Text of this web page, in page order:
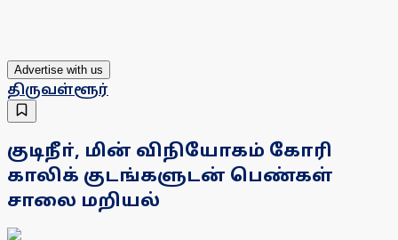
Advertise with us
திருவள்ளூர்
குடிநீா், மின் விநியோகம் கோரி
காலிக் குடங்களுடன் பெண்கள்
சாலை மறியல்